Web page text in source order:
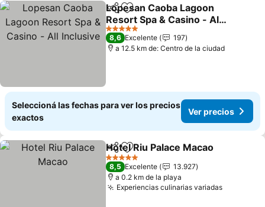
CompartirAñadir a favoritos
Lopesan Caoba Lagoon
Resort Spa & Casino - All
Inclusive
Ver precios
5 Estrellas
8,6 Excelente
197
a 12.5 km de: Centro de la ciudad
Seleccioná las fechas para ver los precios
exactos
Ver precios
CompartirAñadir a favoritos
Hotel Riu Palace Macao
5 Estrellas
8,5 Excelente
13.927
a 0.2 km de la playa
Experiencias culinarias variadasVer